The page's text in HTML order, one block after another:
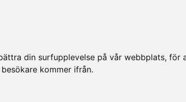
din surfupplevelse på vår webbplats, för
kommer ifrån.